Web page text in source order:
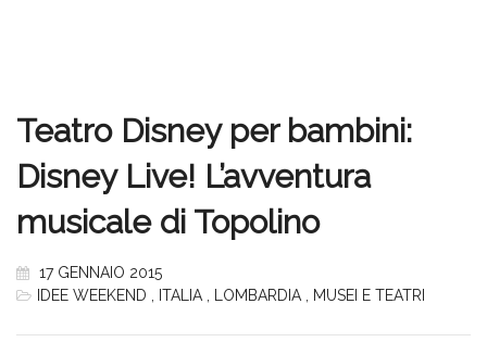
Teatro Disney per bambini:
Disney Live! L’avventura
musicale di Topolino
17 GENNAIO 2015
IDEE WEEKEND
ITALIA LOMBARDIA MUSEI E TEATRI